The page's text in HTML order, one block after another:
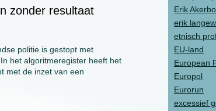
Erik
erik
etnisch
EU-land
European
Europol
Eurorun
excessief
zonder resultaat
politie is gestopt met
het algoritmeregister heeft het
met de inzet van een